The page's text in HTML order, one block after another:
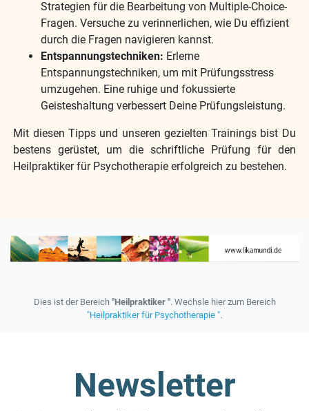
Strategien für die Bearbeitung von Multiple-Choice-
Fragen. Versuche zu verinnerlichen, wie Du effizient
durch die Fragen navigieren kannst.
Entspannungstechniken: Erlerne
Entspannungstechniken, um mit Prüfungsstress
umzugehen. Eine ruhige und fokussierte
Geisteshaltung verbessert Deine Prüfungsleistung.
Mit diesen Tipps und unseren gezielten Trainings bist Du
bestens gerüstet, um die schriftliche Prüfung für den
Heilpraktiker für Psychotherapie erfolgreich zu bestehen.
Dies ist der Bereich "Heilpraktiker ". Wechsle hier zum Bereich
"Heilpraktiker für Psychotherapie ".
Newsletter